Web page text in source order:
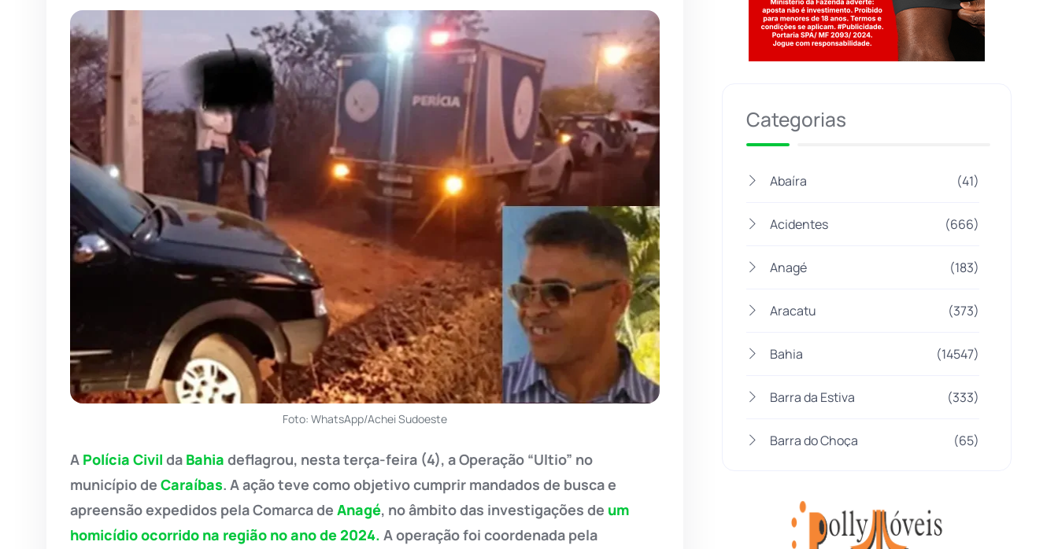
Foto: WhatsApp/Achei Sudoeste
A Polícia Civil da Bahia deflagrou, nesta terça-feira (4), a Operação “Ultio” no
município de Caraíbas. A ação teve como objetivo cumprir mandados de busca e
apreensão expedidos pela Comarca de Anagé, no âmbito das investigações de um
homicídio ocorrido na região no ano de 2024. A operação foi coordenada pela
Categorias
Abaíra (41)
Acidentes (666)
Anagé (183)
Aracatu (373)
Bahia (14547)
Barra da Estiva (333)
Barra do Choça (65)
Bom Jesus da Lapa